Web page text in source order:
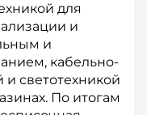
для
и
и
кабельно-
светотехникой
По итогам